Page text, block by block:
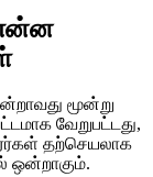
என்ன
மூன்று
வேறுபட்டது,
தற்செயலாக
ஒன்றாகும்.